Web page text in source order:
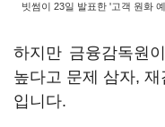
빗썸이 23일 발표한 '고객 원화
하지만 금융감독원
높다고 문제 삼자,
입니다.